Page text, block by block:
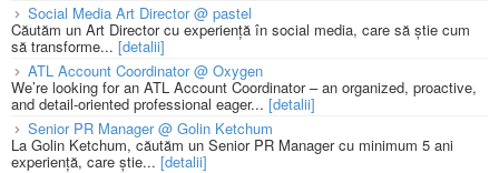
Social Media Art Director @ pastel
Căutăm un Art Director cu experiență în social media, care să știe cum
să transforme... [detalii]
ATL Account Coordinator @ Oxygen
We’re looking for an ATL Account Coordinator – an organized, proactive,
and detail-oriented professional eager... [detalii]
Senior PR Manager @ Golin Ketchum
La Golin Ketchum, căutăm un Senior PR Manager cu minimum 5 ani
experiență, care știe... [detalii]